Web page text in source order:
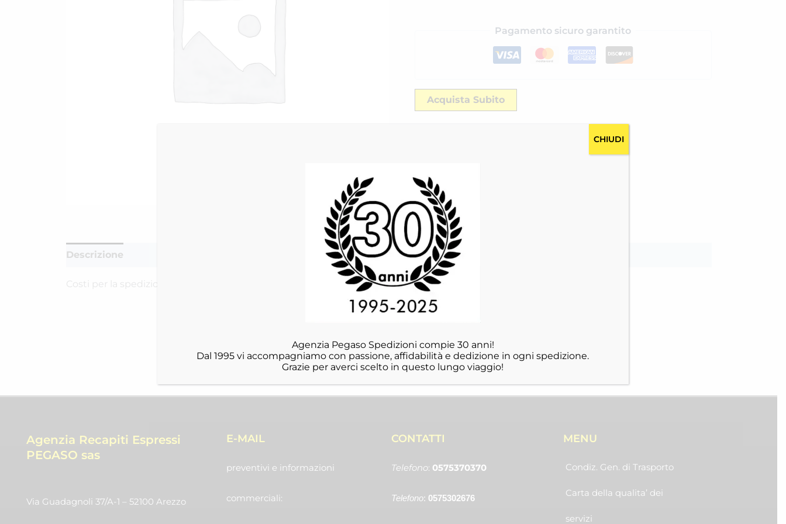
Pagamento sicuro garantito
Acquista Subito
Descrizione
Costi per la spedizione RICH-244587DT5
Agenzia Recapiti Espressi
PEGASO sas
Via Guadagnoli 37/A-1 – 52100 Arezzo
E-MAIL
preventivi e informazioni
commerciali:
CONTATTI
Telefono: 0575370370
Telefono: 0575302676
MENU
Condiz. Gen. di Trasporto
Carta della qualita’ dei
servizi
Agenzia Pegaso Spedizioni compie 30 anni!
Dal 1995 vi accompagniamo con passione, affidabilità e dedizione in ogni spedizione.
Grazie per averci scelto in questo lungo viaggio!
CHIUDI